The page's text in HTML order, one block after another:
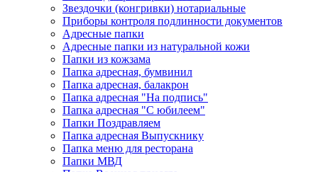
Звездочки (конгривки) нотариальные
Приборы контроля подлинности документов
Адресные папки
Адресные папки из натуральной кожи
Папки из кожзама
Папка адресная, бумвинил
Папка адресная, балакрон
Папка адресная "На подпись"
Папка адресная "C юбилеем"
Папки Поздравляем
Папка адресная Выпускнику
Папка меню для ресторана
Папки МВД